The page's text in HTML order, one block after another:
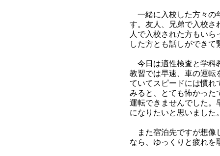
一緒に入校した方々の
す。友人、兄弟で入校さ
人で入校された方もい
した方とも話しができて
今日は適性検査と学科
教習では早速、車の運転
ていてスピードには慣れ
みると、とても怖かった
運転できませんでした。
になりたいと思いました
また宿泊先ですが想像
なら、ゆっくりと疲れを